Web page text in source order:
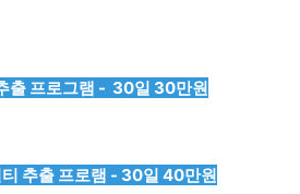
출 프로그램 - 30일 30만원
추출 프로램 - 30일 40만원